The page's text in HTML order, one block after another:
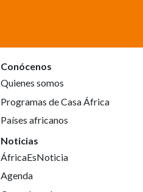
Conócenos
Quienes somos
Programas de Casa África
Países africanos
Noticias
ÁfricaEsNoticia
Agenda